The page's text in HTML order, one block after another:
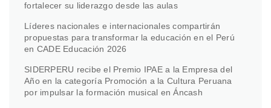
fortalecer su liderazgo desde las aulas
Líderes nacionales e internacionales compartirán
propuestas para transformar la educación en el Perú
en CADE Educación 2026
SIDERPERU recibe el Premio IPAE a la Empresa del
Año en la categoría Promoción a la Cultura Peruana
por impulsar la formación musical en Áncash